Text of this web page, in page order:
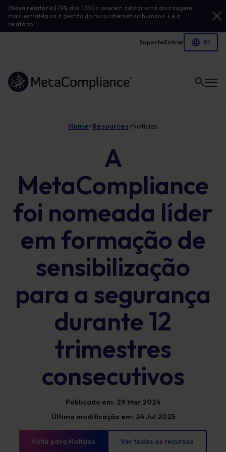
[Novo relatório]79% dos CISOs querem adotar uma abordagem
mais estratégica à gestão do risco cibernético humano. Lê o
relatório.
SuporteEntrar
Ligação à página inicial
Home>Resources>Notícias
A
MetaCompliance
foi nomeada líder
em formação de
sensibilização
para a segurança
durante 12
trimestres
consecutivos
Publicado em: 29 Mar 2024
Última modificação em: 24 Jul 2025
Volta para Notícias Ver todos os recursos